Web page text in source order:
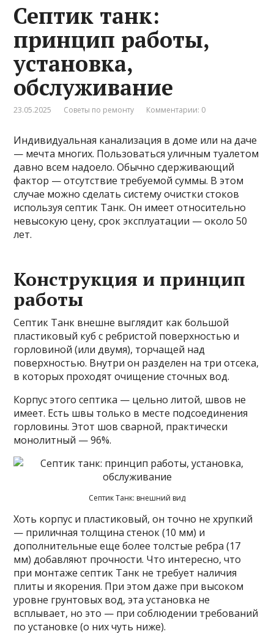
Септик танк:
принцип работы,
установка,
обслуживание
23.05.2025 Советы по ремонту Комментарии: 0
Индивидуальная канализация в доме или на даче
— мечта многих. Пользоваться уличным туалетом
давно всем надоело. Обычно сдерживающий
фактор — отсутствие требуемой суммы. В этом
случае можно сделать систему очистки стоков
используя септик Танк. Он имеет относительно
невысокую цену, срок эксплуатации — около 50
лет.
Конструкция и принцип
работы
Септик Танк внешне выглядит как большой
пластиковый куб с ребристой поверхностью и
горловиной (или двумя), торчащей над
поверхностью. Внутри он разделен на три отсека,
в которых проходят очищение сточных вод.
Корпус этого септика — цельно литой, швов не
имеет. Есть швы только в месте подсоединения
горловины. Этот шов сварной, практически
монолитный — 96%.
Септик Танк: внешний вид
Хоть корпус и пластиковый, он точно не хрупкий
— приличная толщина стенок (10 мм) и
дополнительные еще более толстые ребра (17
мм) добавляют прочности. Что интересно, что
при монтаже септик Танк не требует наличия
плиты и якорения. При этом даже при высоком
уровне грунтовых вод, эта установка не
всплывает, но это — при соблюдении требований
по установке (о них чуть ниже).